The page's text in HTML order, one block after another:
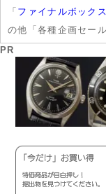
「 ファイナルボックス
の他「各種企画セー
PR